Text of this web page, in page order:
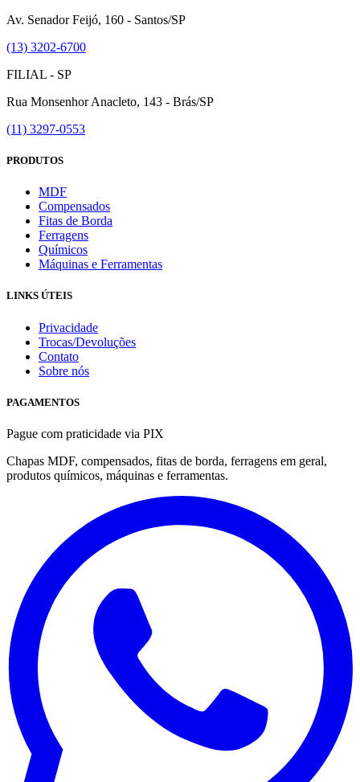
Av. Senador Feijó, 160 - Santos/SP
(13) 3202-6700
FILIAL - SP
Rua Monsenhor Anacleto, 143 - Brás/SP
(11) 3297-0553
PRODUTOS
MDF
Compensados
Fitas de Borda
Ferragens
Químicos
Máquinas e Ferramentas
LINKS ÚTEIS
Privacidade
Trocas/Devoluções
Contato
Sobre nós
PAGAMENTOS
Pague com praticidade via PIX
Chapas MDF, compensados, fitas de borda, ferragens em geral,
produtos químicos, máquinas e ferramentas.